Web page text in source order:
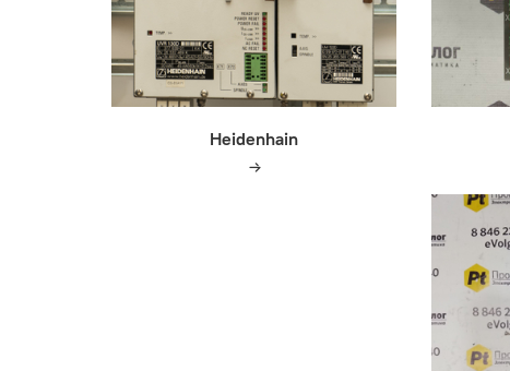
Heidenhain